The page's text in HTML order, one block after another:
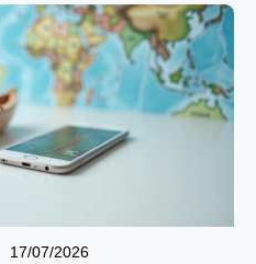
17/07/2026